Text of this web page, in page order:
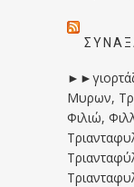
Μυρων,
Φιλιώ,